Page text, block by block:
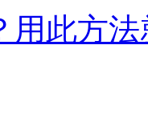
用此方